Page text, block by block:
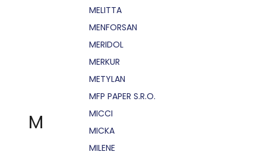
M
MELITTA
MENFORSAN
MERIDOL
MERKUR
METYLAN
MFP PAPER S.R.O.
MICCI
MICKA
MILENE